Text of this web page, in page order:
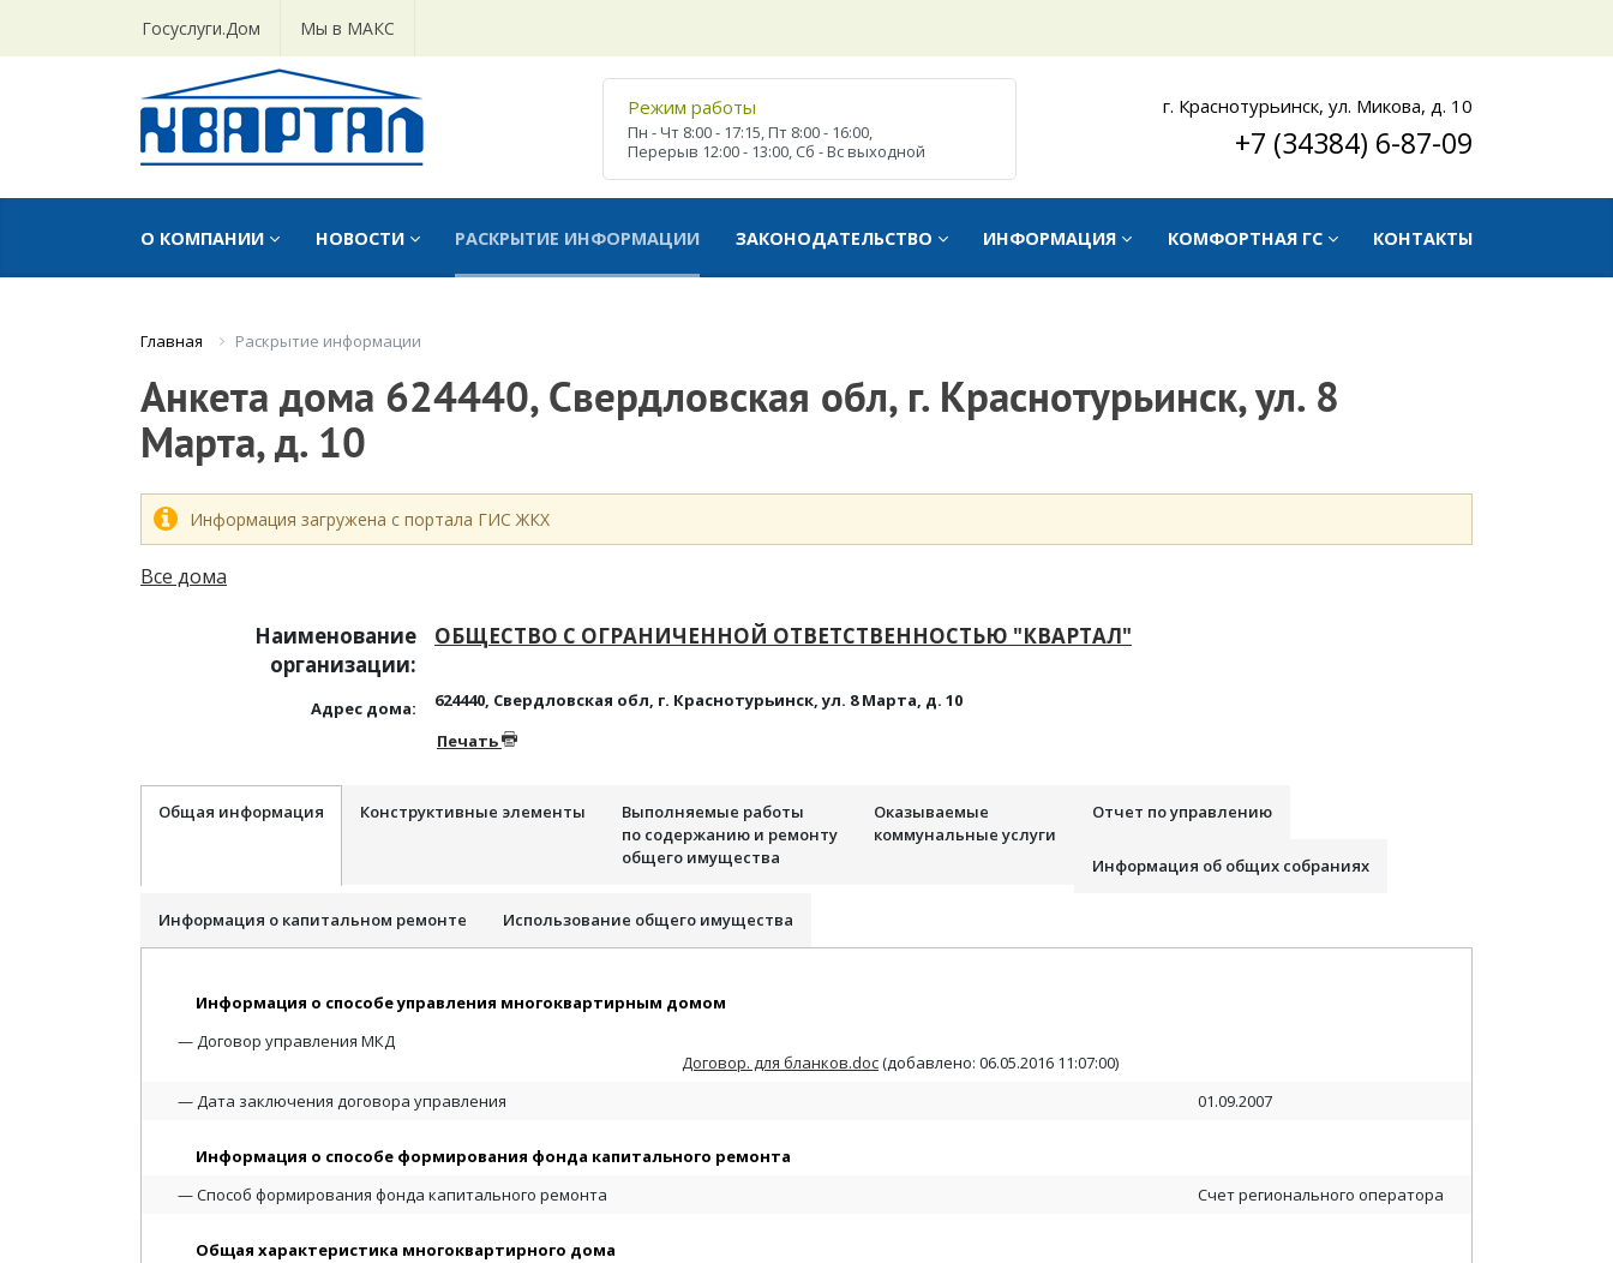
Госуслуги.Дом Мы в МАКС
Режим работы
Пн - Чт 8:00 - 17:15, Пт 8:00 - 16:00,
Перерыв 12:00 - 13:00, Сб - Всвыходной
г. Краснотурьинск, ул. Микова, д. 10
+7 (34384) 6-87-09
О КОМПАНИИ НОВОСТИ РАСКРЫТИЕ ИНФОРМАЦИИ ЗАКОНОДАТЕЛЬСТВО ИНФОРМАЦИЯ КОМФОРТНАЯ ГС КОНТАКТЫ
Главная Раскрытие информации
Анкета дома 624440, Свердловская обл, г. Краснотурьинск, ул. 8
Марта, д. 10
Информация загружена с портала ГИС ЖКХ
Все дома
Наименование
организации:
ОБЩЕСТВО С ОГРАНИЧЕННОЙ ОТВЕТСТВЕННОСТЬЮ "КВАРТАЛ"
Адрес дома:
624440, Свердловская обл, г. Краснотурьинск, ул. 8 Марта, д. 10
Печать
Общая информация Конструктивные элементы
Выполняемые работы
по содержанию и ремонту
общего имущества
Оказываемые
коммунальные услуги
Отчет по управлению
Информация об общих собраниях
Информация о капитальном ремонте Использование общего имущества
Информация о способе управления многоквартирным домом
Договор управления МКД
Договор. для бланков.doc(добавлено: 06.05.2016 11:07:00)
Дата заключения договора управления
01.09.2007
Информация о способе формирования фонда капитального ремонта
Способ формирования фонда капитального ремонта
Счет регионального оператора
Общая характеристика многоквартирного дома